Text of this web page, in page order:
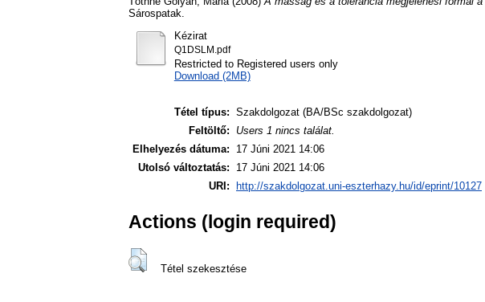
Sárospatak.
Kézirat
Q1DSLM.pdf
Restricted to Registered users only
Download (2MB)
Tétel típus: Szakdolgozat (BA/BSc szakdolgozat)
Feltöltő:
Users 1 nincs találat.
Elhelyezés dátuma:
17 Júni 2021 14:06
Utolsó változtatás:
17 Júni 2021 14:06
URI:
http://szakdolgozat.uni-eszterhazy.hu/id/eprint/10127
Actions (login required)
Tétel szekesztése